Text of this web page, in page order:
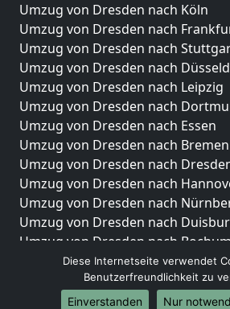
Umzug von Dresden nach Köln
Umzug von Dresden nach
Umzug von Dresden nach
Umzug von Dresden nach
Umzug von Dresden nach Leipzig
Umzug von Dresden nach
Umzug von Dresden nach Essen
Umzug von Dresden nach Bremen
Umzug von Dresden nach
Umzug von Dresden nach
Umzug von Dresden nach
Umzug von Dresden nach
Umzug von Dresden nach Bochum
Umzug von Dresden nach
Umzug von Dresden nach
Umzug von Dresden nach Bonn
Diese Internetseite verwendet
Benutzerfreundlichkeit zu
Einverstanden
Nur